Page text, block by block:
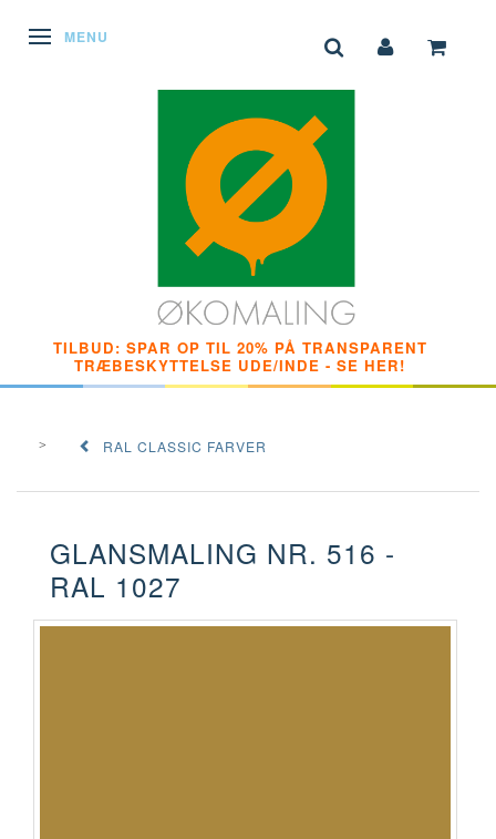
SKIFTE NAVIGATION
MENU
TILBUD: SPAR OP TIL 20% PÅ TRANSPARENT
TRÆBESKYTTELSE UDE/INDE - SE HER!
RAL CLASSIC FARVER
GLANSMALING NR. 516 -
RAL 1027